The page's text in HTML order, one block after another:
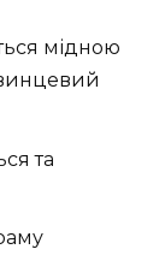
мідною
та